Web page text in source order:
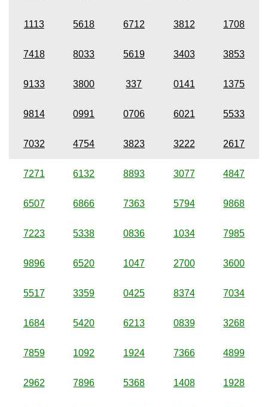
1113 5618 6712 3812 1708
7418 8033 5619 3403 3853
9133 3800 337 0141 1375
9814 0991 0706 6021 5533
7032 4754 3823 3222 2617
7271 6132 8893 3077 4847
6507 6866 7363 5794 9868
7223 5338 0836 1034 7985
9896 6520 1047 2700 3600
5517 3359 0425 8374 7034
1684 5420 6213 0839 3268
7859 1092 1924 7366 4899
2962 7896 5368 1408 1928